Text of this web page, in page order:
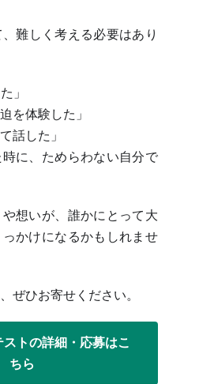
難しく考える必要はあり
」
を体験した」
話した」
時に、ためらわない自分で
想いが、誰かにとって大
かけになるかもしれませ
ぜひお寄せください。
トの詳細・応募はこ
ちら